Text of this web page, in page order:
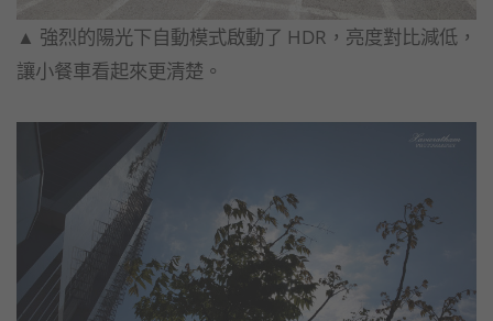
▲ 強烈的陽光下自動模式啟動了 HDR，亮度對比減低，
讓小餐車看起來更清楚。